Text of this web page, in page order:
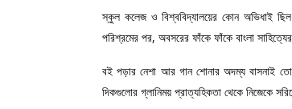
স্কুল কলেজ ও বিশ্ববিদ্যালয়ের কোন অভিধাই
পরিশ্রমের পর, অবসরের ফাঁকে ফাঁকে বাংলা
বই পড়ার নেশা আর গান শোনার অদম্য বাসনাই
দিকগুলোর গ্লানিময় প্রাত্যহিকতা থেকে নিজেকে